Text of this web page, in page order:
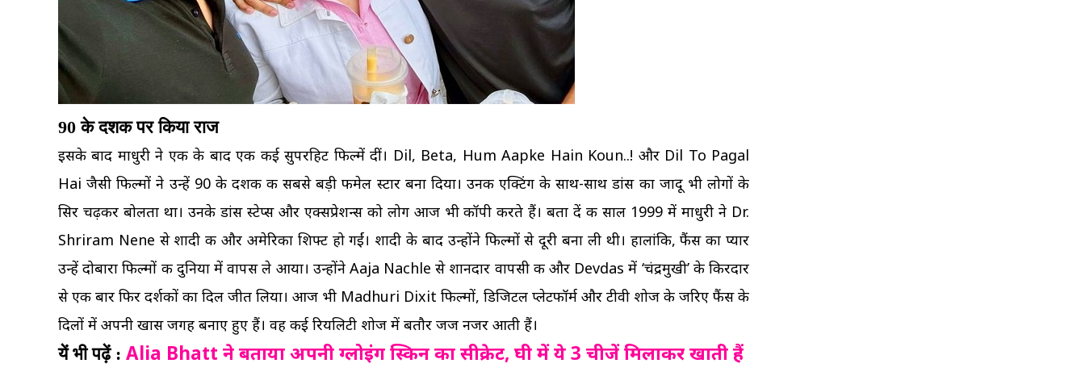
90 के दशक पर किया राज
इसके बाद माधुरी ने एक के बाद एक कई सुपरहिट फिल्में दीं। Dil, Beta, Hum Aapke Hain Koun..! और Dil To Pagal
Hai जैसी फिल्मों ने उन्हें 90 के दशक की सबसे बड़ी फीमेल स्टार बना दिया। उनकी एक्टिंग के साथ-साथ डांस का जादू भी लोगों के
सिर चढ़कर बोलता था। उनके डांस स्टेप्स और एक्सप्रेशन्स को लोग आज भी कॉपी करते हैं। बता दें की साल 1999 में माधुरी ने Dr.
Shriram Nene से शादी की और अमेरिका शिफ्ट हो गईं। शादी के बाद उन्होंने फिल्मों से दूरी बना ली थी। हालांकि, फैंस का प्यार
उन्हें दोबारा फिल्मों की दुनिया में वापस ले आया। उन्होंने Aaja Nachle से शानदार वापसी की और Devdas में ‘चंद्रमुखी’ के किरदार
से एक बार फिर दर्शकों का दिल जीत लिया। आज भी Madhuri Dixit फिल्मों, डिजिटल प्लेटफॉर्म और टीवी शोज के जरिए फैंस के
दिलों में अपनी खास जगह बनाए हुए हैं। वह कई रियलिटी शोज में बतौर जज नजर आती हैं।
यें भी पढ़ें : Alia Bhatt ने बताया अपनी ग्लोइंग स्किन का सीक्रेट, घी में ये 3 चीजें मिलाकर खाती हैं